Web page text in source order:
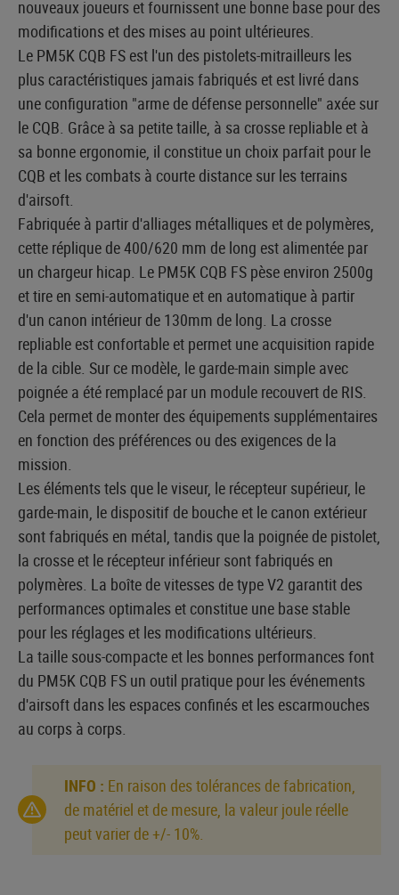
nouveaux joueurs et fournissent une bonne base pour des
modifications et des mises au point ultérieures.
Le PM5K CQB FS est l'un des pistolets-mitrailleurs les
plus caractéristiques jamais fabriqués et est livré dans
une configuration "arme de défense personnelle" axée sur
le CQB. Grâce à sa petite taille, à sa crosse repliable et à
sa bonne ergonomie, il constitue un choix parfait pour le
CQB et les combats à courte distance sur les terrains
d'airsoft.
Fabriquée à partir d'alliages métalliques et de polymères,
cette réplique de 400/620 mm de long est alimentée par
un chargeur hicap. Le PM5K CQB FS pèse environ 2500g
et tire en semi-automatique et en automatique à partir
d'un canon intérieur de 130mm de long. La crosse
repliable est confortable et permet une acquisition rapide
de la cible. Sur ce modèle, le garde-main simple avec
poignée a été remplacé par un module recouvert de RIS.
Cela permet de monter des équipements supplémentaires
en fonction des préférences ou des exigences de la
mission.
Les éléments tels que le viseur, le récepteur supérieur, le
garde-main, le dispositif de bouche et le canon extérieur
sont fabriqués en métal, tandis que la poignée de pistolet,
la crosse et le récepteur inférieur sont fabriqués en
polymères. La boîte de vitesses de type V2 garantit des
performances optimales et constitue une base stable
pour les réglages et les modifications ultérieurs.
La taille sous-compacte et les bonnes performances font
du PM5K CQB FS un outil pratique pour les événements
d'airsoft dans les espaces confinés et les escarmouches
au corps à corps.
INFO : En raison des tolérances de fabrication,
de matériel et de mesure, la valeur joule réelle
peut varier de +/- 10%.